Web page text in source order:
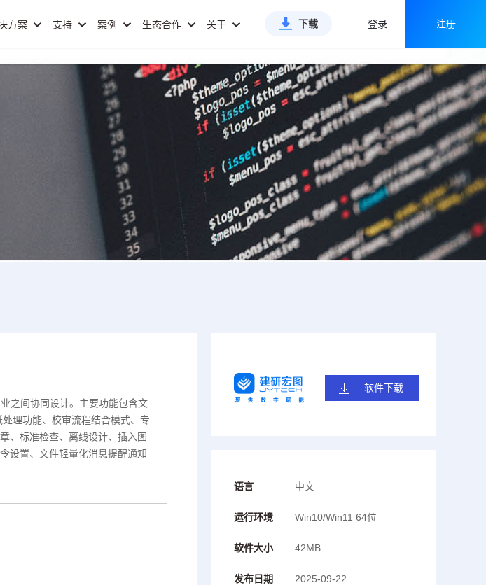
方案 支持 案例 生态合作 关于 下载 登录 注册
之间协同设计。主要功能包含文
理功能、校审流程结合模式、专
、标准检查、离线设计、插入图
设置、文件轻量化消息提醒通知
软件下载
语言 中文
运行环境 Win10/Win11 64位
软件大小 42MB
发布日期 2025-09-22